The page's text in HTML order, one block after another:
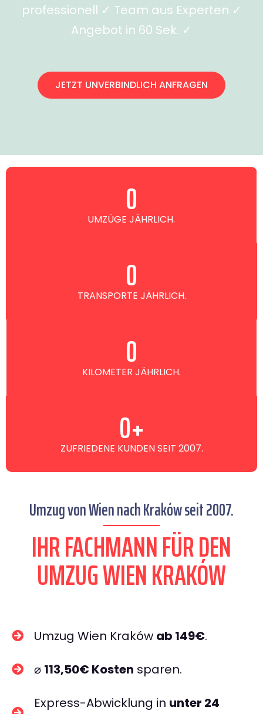
professionell ✓ Team aus Experten ✓
Angebot in 60 Sek. ✓
JETZT UNVERBINDLICH ANFRAGEN
UMZÜGE JÄHRLICH.
0
TRANSPORTE JÄHRLICH.
0
KILOMETER JÄHRLICH.
0
ZUFRIEDENE KUNDEN SEIT 2007.
0+
Umzug von Wien nach Kraków seit 2007.
IHR FACHMANN FÜR DEN
UMZUG WIEN KRAKÓW
Umzug Wien Kraków ab 149€.
⌀ 113,50€ Kosten sparen.
Express-Abwicklung in unter 24